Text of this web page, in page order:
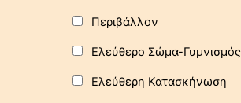
Περιβάλλον
Ελεύθερο Σώμα-Γυμνισμός
Ελεύθερη Κατασκήνωση